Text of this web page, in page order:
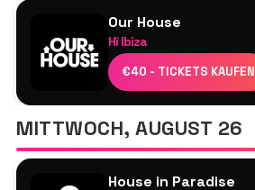
Sven Väth
Our House
Hï Ibiza
€40 - TICKETS KAUFEN
Meduza³
James Hype
Maya Janes Coles
Anna Tur
Jonas Blue
Sasson
MITTWOCH, AUGUST 26
House in Paradise